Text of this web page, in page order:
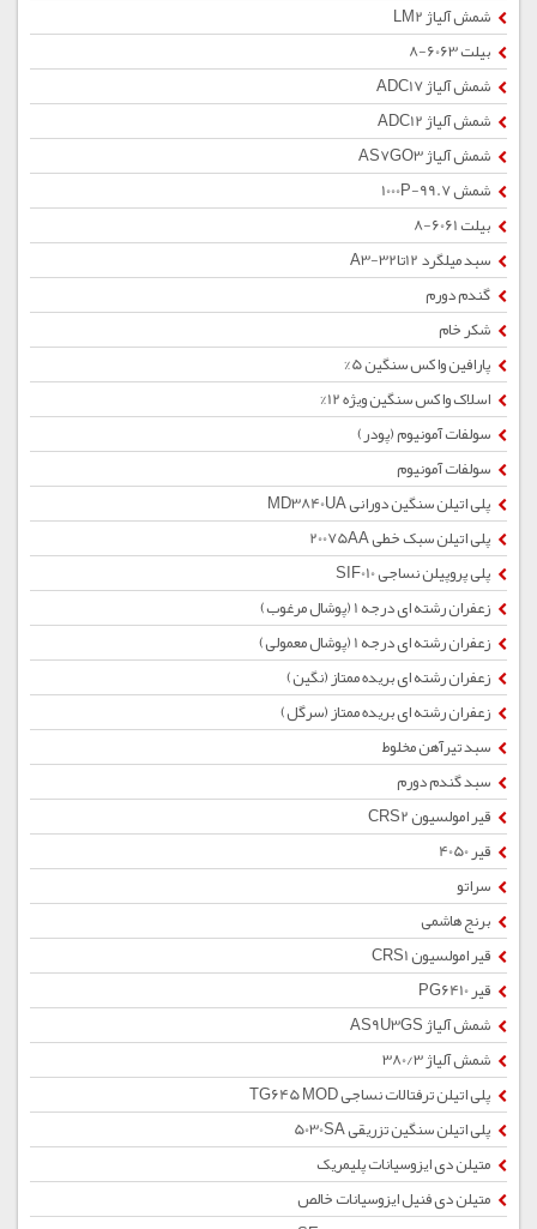
شمش آلیاژ LM2
بیلت 6063-8
شمش آلیاژ ADC17
شمش آلیاژ ADC12
شمش آلیاژ AS7GO3
شمش 1000P-99.7
بیلت 6061-8
سبد میلگرد 12تا32-A3
گندم دورم
شکر خام
پارافین واکس سنگین 5%
اسلاک واکس سنگین ویژه 12%
سولفات آمونیوم (پودر)
سولفات آمونیوم
پلی اتیلن سنگین دورانی MD3840UA
پلی اتیلن سبک خطی 20075AA
پلی پروپیلن نساجی SIF010
زعفران رشته ای درجه 1 (پوشال مرغوب)
زعفران رشته ای درجه 1 (پوشال معمولی)
زعفران رشته ای بریده ممتاز (نگین)
زعفران رشته ای بریده ممتاز (سرگل)
سبد تیرآهن مخلوط
سبد گندم دورم
قیر امولسیون CRS2
قیر 4050
سراتو
برنج هاشمی
قیر امولسیون CRS1
قیر PG6410
شمش آلیاژ AS9U3GS
شمش آلیاژ 380/3
پلی اتیلن ترفتالات نساجی TG645 MOD
پلی اتیلن سنگین تزریقی 5030SA
متیلن دی ایزوسیانات پلیمریک
متیلن دی فنیل ایزوسیانات خالص